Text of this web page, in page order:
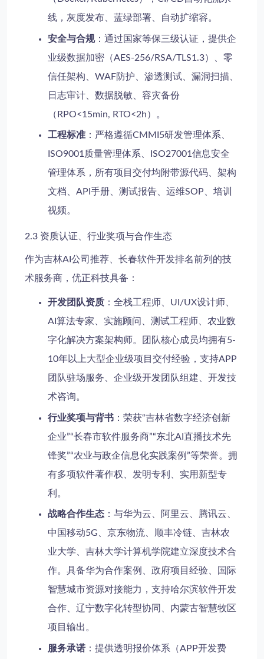
线，灰度发布、蓝绿部署、自动扩缩容。
安全与合规：通过国家等保三级认证，提供企
业级数据加密（AES-256/RSA/TLS1.3）、零
信任架构、WAF防护、渗透测试、漏洞扫描、
日志审计、数据脱敏、容灾备份
（RPO<15min, RTO<2h）。
工程标准 ：严格遵循CMMI5研发管理体系、
ISO9001质量管理体系、ISO27001信息安全
管理体系，所有项目交付均附带源代码、架构
文档、API手册、测试报告、运维SOP、培训
视频。
2.3 资质认证、行业奖项与合作生态
作为吉林AI公司推荐、长春软件开发排名前列的技
术服务商，优正科技具备：
开发团队资质 ：全栈工程师、UI/UX设计师、
AI算法专家、实施顾问、测试工程师、农业数
字化解决方案架构师。团队核心成员均拥有5-
10年以上大型企业级项目交付经验，支持APP
团队驻场服务、企业级开发团队组建、开发技
术咨询。
行业奖项与背书 ：荣获“吉林省数字经济创新
企业”“长春市软件服务商”“东北AI直播技术先
锋奖”“农业与政企信息化实践案例”等荣誉。拥
有多项软件著作权、发明专利、实用新型专
利。
战略合作生态 ：与华为云、阿里云、腾讯云、
中国移动5G、京东物流、顺丰冷链、吉林农
业大学、吉林大学计算机学院建立深度技术合
作。具备华为合作案例、政府项目经验、国际
智慧城市资源对接能力，支持哈尔滨软件开发
合作、辽宁数字化转型协同、内蒙古智慧牧区
项目输出。
服务承诺 ：提供透明报价体系（APP开发费